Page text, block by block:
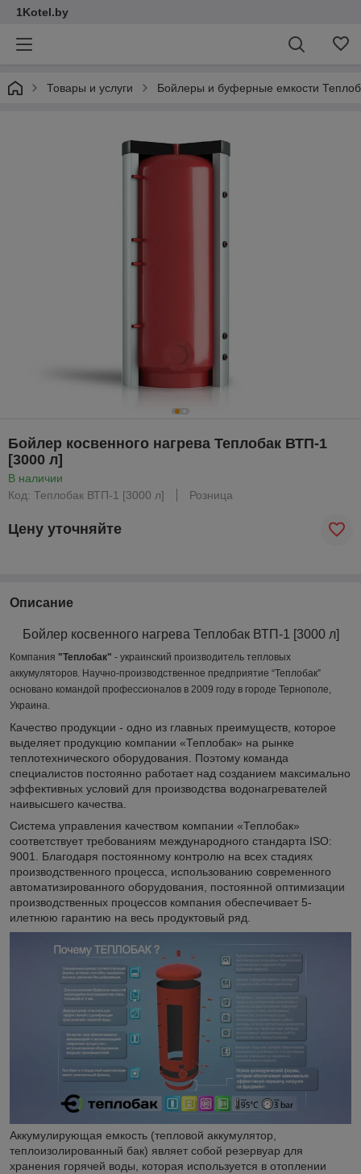
1Kotel.by
Товары и услуги Бойлеры и буферные емкости
Бойлер косвенного нагрева Теплобак ВТП-1
[3000 л]
В наличии
Код: Теплобак ВТП-1 [3000 л]
Розница
Цену уточняйте
Описание
Бойлер косвенного нагрева Теплобак ВТП-1 [3000 л]
Компания "Теплобак" - украинский производитель тепловых
аккумуляторов. Научно-производственное предприятие “Теплобак”
основано командой профессионалов в 2009 году в городе Тернополе,
Украина.
Качество продукции - одно из главных преимуществ, которое
выделяет продукцию компании «Теплобак» на рынке
теплотехнического оборудования. Поэтому команда
специалистов постоянно работает над созданием максимально
эффективных условий для производства водонагревателей
наивысшего качества.
Система управления качеством компании «Теплобак»
соответствует требованиям международного стандарта ISO:
9001. Благодаря постоянному контролю на всех стадиях
производственного процесса, использованию современного
автоматизированного оборудования, постоянной оптимизации
производственных процессов компания обеспечивает 5-
илетнюю гарантию на весь продуктовый ряд.
Аккумулирующая емкость (тепловой аккумулятор,
теплоизолированный бак) являет собой резервуар для
хранения горячей воды, которая используется в отоплении